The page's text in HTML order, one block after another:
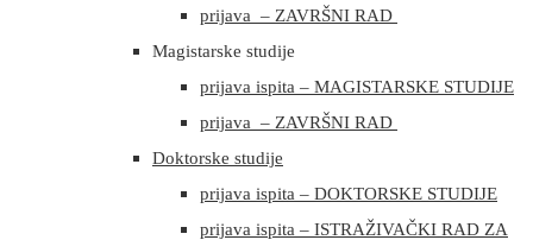
prijava – ZAVRŠNI RAD
Magistarske studije
prijava ispita – MAGISTARSKE STUDIJE
prijava – ZAVRŠNI RAD
Doktorske studije
prijava ispita – DOKTORSKE STUDIJE
prijava ispita – ISTRAŽIVAČKI RAD ZA